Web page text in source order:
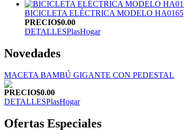
BICICLETA ELÉCTRICA MODELO HA0165
PRECIO$0.00
DETALLESPlasHogar
Novedades
MACETA BAMBÚ GIGANTE CON PEDESTAL
PRECIO$0.00
DETALLESPlasHogar
Ofertas Especiales